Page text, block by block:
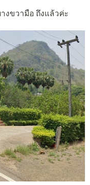
งขวามือ ถึงแล้วค่ะ